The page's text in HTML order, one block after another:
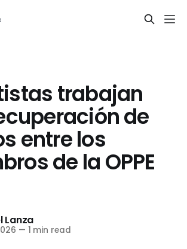
trabajan
de
entre los
de la OPPE
Lanza
— 1 min read